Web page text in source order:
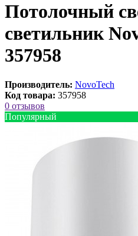
Потолочный
светильник
357958
Производитель: NovoTech
Код товара: 357958
0 отзывов
Популярный